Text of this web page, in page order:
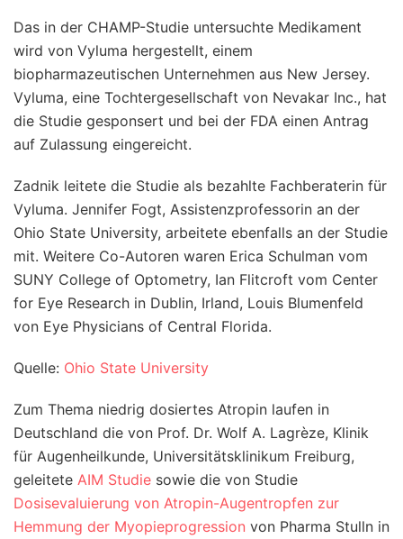
Das in der CHAMP-Studie untersuchte Medikament
wird von Vyluma hergestellt, einem
biopharmazeutischen Unternehmen aus New Jersey.
Vyluma, eine Tochtergesellschaft von Nevakar Inc., hat
die Studie gesponsert und bei der FDA einen Antrag
auf Zulassung eingereicht.
Zadnik leitete die Studie als bezahlte Fachberaterin für
Vyluma. Jennifer Fogt, Assistenzprofessorin an der
Ohio State University, arbeitete ebenfalls an der Studie
mit. Weitere Co-Autoren waren Erica Schulman vom
SUNY College of Optometry, Ian Flitcroft vom Center
for Eye Research in Dublin, Irland, Louis Blumenfeld
von Eye Physicians of Central Florida.
Quelle: Ohio State University
Zum Thema niedrig dosiertes Atropin laufen in
Deutschland die von Prof. Dr. Wolf A. Lagrèze, Klinik
für Augenheilkunde, Universitätsklinikum Freiburg,
geleitete AIM Studie sowie die von Studie
Dosisevaluierung von Atropin-Augentropfen zur
Hemmung der Myopieprogression von Pharma Stulln in